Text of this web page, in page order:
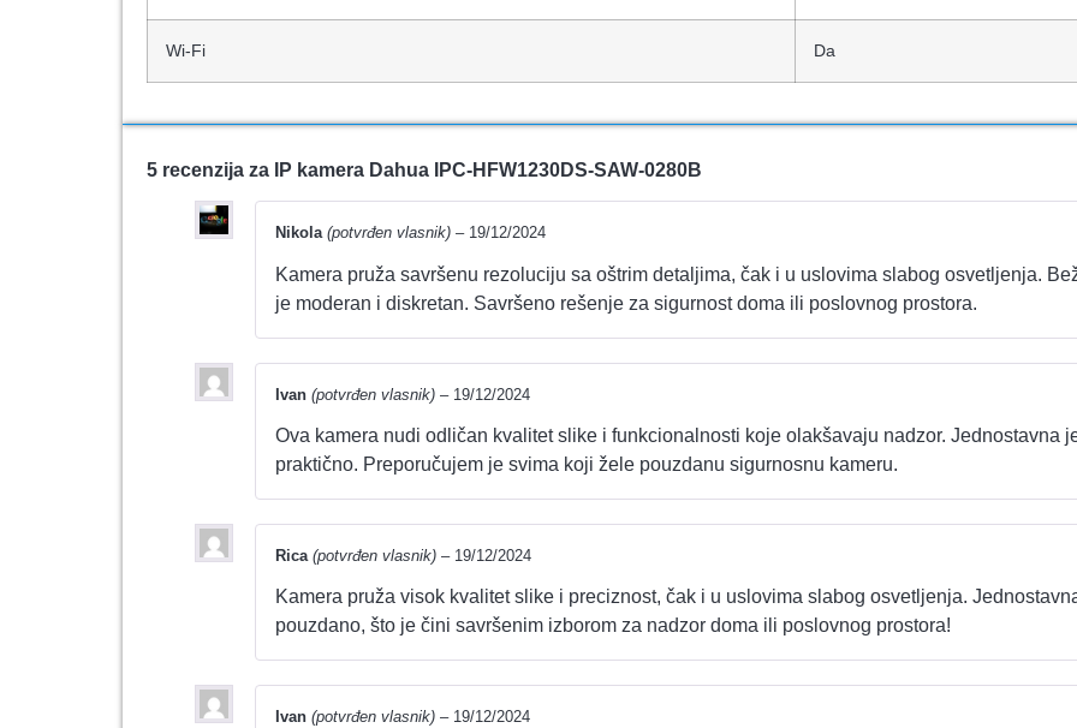
Wi-Fi Da
5 recenzija za IP kamera Dahua IPC-HFW1230DS-SAW-0280B
Nikola (potvrđen vlasnik) – 19/12/2024
Kamera pruža savršenu rezoluciju sa oštrim detaljima, čak i u uslovima slabog osvetljenja.
je moderan i diskretan. Savršeno rešenje za sigurnost doma ili poslovnog prostora.
Ivan (potvrđen vlasnik) – 19/12/2024
Ova kamera nudi odličan kvalitet slike i funkcionalnosti koje olakšavaju nadzor. Jednostavna
praktično. Preporučujem je svima koji žele pouzdanu sigurnosnu kameru.
Rica (potvrđen vlasnik) – 19/12/2024
Kamera pruža visok kvalitet slike i preciznost, čak i u uslovima slabog osvetljenja.
pouzdano, što je čini savršenim izborom za nadzor doma ili poslovnog prostora!
Ivan (potvrđen vlasnik) – 19/12/2024